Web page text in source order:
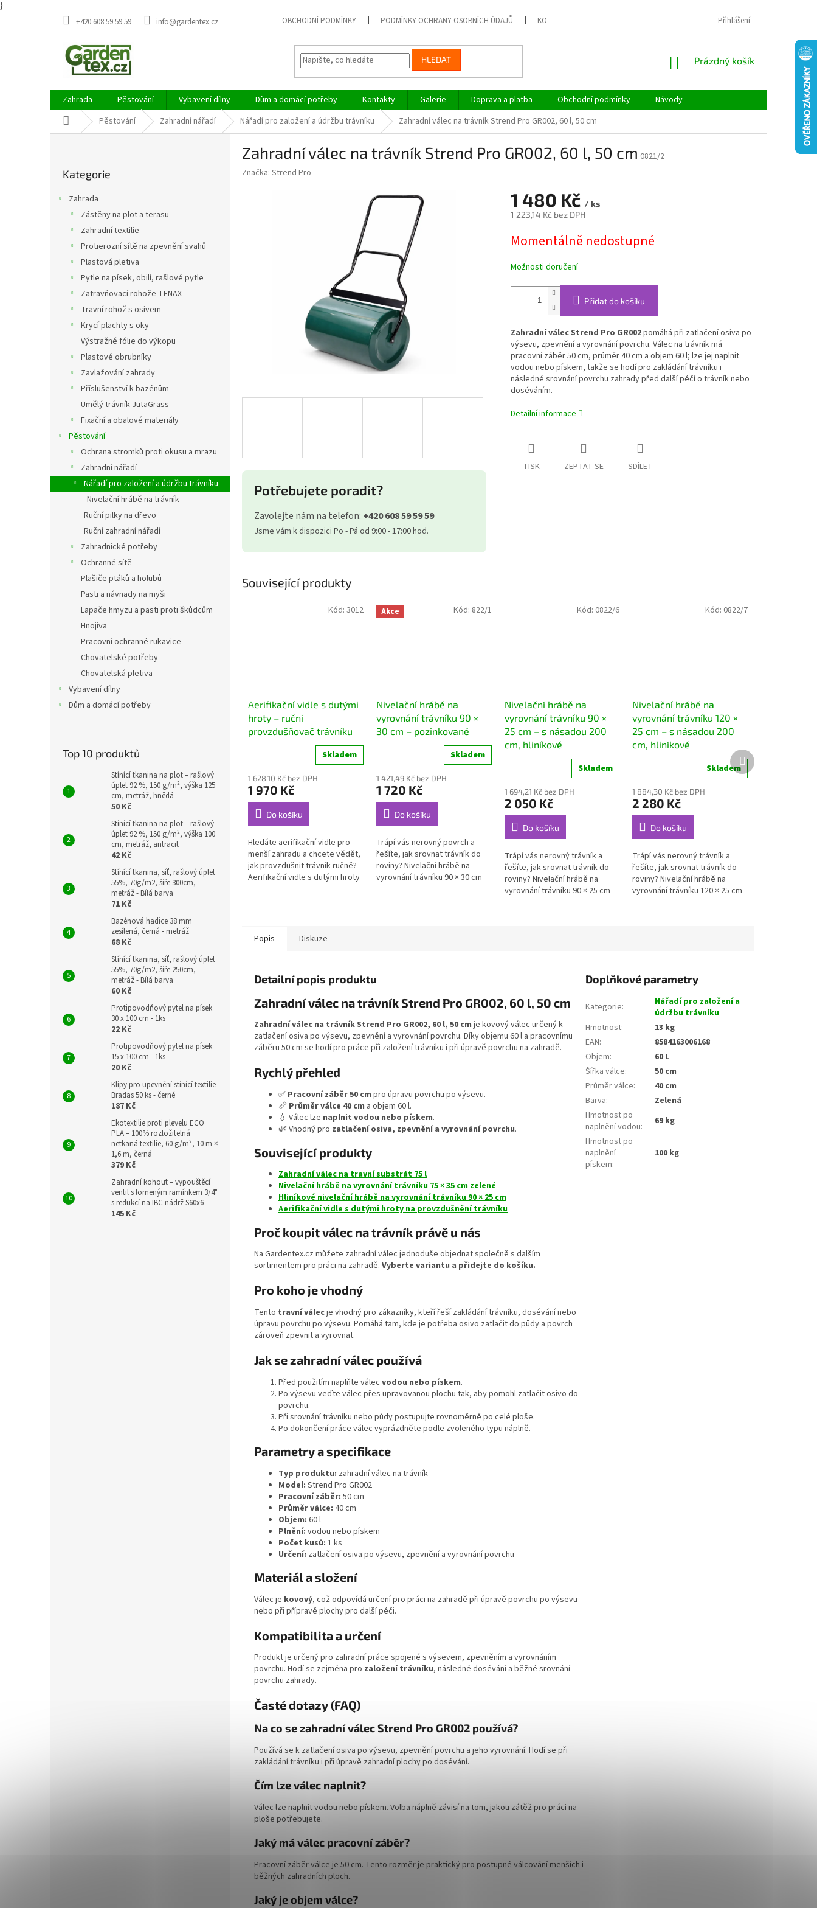
}
na
+420 608 59 59 59 info@gardentex.cz OBCHODNÍ PODMÍNKY PODMÍNKY OCHRANY OSOBNÍCH ÚDAJŮ KONTAKTY DOPRAVA A PLATBA
Přihlášení
HLEDAT
NÁKUPNÍ
Prázdný košík
Zahrada Pěstování Vybavení dílny Dům a domácí potřeby Kontakty Galerie Doprava a platba Obchodní podmínky
Návody
Domů Pěstování Zahradní nářadí Nářadí pro založení a údržbu trávníku Zahradní válec na trávník Strend Pro GR002, 60 l, 50 cm
kategorie
Kategorie
Zahrada
Zástěny na plot a terasu
Zahradní textilie
Protierozní sítě na zpevnění svahů
Plastová pletiva
Pytle na písek, obilí, rašlové pytle
Zatravňovací rohože TENAX
Travní rohož s osivem
Krycí plachty s oky
Výstražné fólie do výkopu
Plastové obrubníky
Zavlažování zahrady
Příslušenství k bazénům
Umělý trávník JutaGrass
Fixační a obalové materiály
Pěstování
Ochrana stromků proti okusu a mrazu
Zahradní nářadí
Nářadí pro založení a údržbu trávníku
Nivelační hrábě na trávník
Ruční pilky na dřevo
Ruční zahradní nářadí
Zahradnické potřeby
Ochranné sítě
Plašiče ptáků a holubů
Pasti a návnady na myši
Lapače hmyzu a pasti proti škůdcům
Hnojiva
Pracovní ochranné rukavice
Chovatelské potřeby
Chovatelská pletiva
Vybavení dílny
Dům a domácí potřeby
Top 10 produktů
Stínící tkanina na plot – rašlový
úplet 92 %, 150 g/m², výška 125
cm, metráž, hnědá
50 Kč
Stínící tkanina na plot – rašlový
úplet 92 %, 150 g/m², výška 100
cm, metráž, antracit
42 Kč
Stínící tkanina, síť, rašlový úplet
55%, 70g/m2, šíře 300cm,
metráž - Bílá barva
71 Kč
Bazénová hadice 38 mm
zesílená, černá - metráž
68 Kč
Stínící tkanina, síť, rašlový úplet
55%, 70g/m2, šíře 250cm,
metráž - Bílá barva
60 Kč
Protipovodňový pytel na písek
30 x 100 cm - 1ks
22 Kč
Protipovodňový pytel na písek
15 x 100 cm - 1ks
20 Kč
Klipy pro upevnění stínící textilie
Bradas 50 ks - černé
187 Kč
Ekotextilie proti plevelu ECO
PLA – 100% rozložitelná
netkaná textilie, 60 g/m², 10 m ×
1,6 m, černá
379 Kč
Zahradní kohout – vypouštěcí
ventil s lomeným ramínkem 3/4"
s redukcí na IBC nádrž S60x6
145 Kč
Zahradní válec na trávník Strend Pro GR002, 60 l, 50 cm 0821/2
Značka: Strend Pro
Potřebujete poradit?
Zavolejte nám na telefon: +420 608 59 59 59
Jsme vám k dispozici Po - Pá od 9:00 - 17:00 hod.
1 480 Kč / ks
1 223,14 Kč bez DPH
cena:
Momentálně nedostupné
Možnosti doručení
Přidat do košíku
Zahradní válec Strend Pro GR002pomáhá při zatlačení osiva po
výsevu, zpevnění a vyrovnání povrchu. Válec na trávník má
pracovní záběr 50 cm, průměr 40 cm a objem 60 l; lze jej naplnit
vodou nebo pískem, takže se hodí pro zakládání trávníku i
následné srovnání povrchu zahrady před další péčí o trávník nebo
doséváním.
Detailní informace
TISK ZEPTAT SE SDÍLET
Související produkty
Aerifikační vidle s dutými
hroty – ruční
provzdušňovač trávníku
Skladem
1 628,10 Kč bez DPH
1 970 Kč
Do košíku
Hledáte aerifikační vidle pro
menší zahradu a chcete vědět,
jak provzdušnit trávník ručně?
Aerifikační vidle s dutými hroty
Kód: 3012 Akce
Nivelační hrábě na
vyrovnání trávníku 90 ×
30 cm – pozinkované
Skladem
1 421,49 Kč bez DPH
1 720 Kč
Do košíku
Trápí vás nerovný povrch a
řešíte, jak srovnat trávník do
roviny? Nivelační hrábě na
vyrovnání trávníku 90 × 30 cm
Kód: 822/1
Nivelační hrábě na
vyrovnání trávníku 90 ×
25 cm – s násadou 200
cm, hliníkové
Skladem
1 694,21 Kč bez DPH
2 050 Kč
Do košíku
Trápí vás nerovný trávník a
řešíte, jak srovnat trávník do
roviny? Nivelační hrábě na
vyrovnání trávníku 90 × 25 cm –
Kód: 0822/6
Nivelační hrábě na
vyrovnání trávníku 120 ×
25 cm – s násadou 200
cm, hliníkové
Skladem
1 884,30 Kč bez DPH
2 280 Kč
Do košíku
Trápí vás nerovný trávník a
řešíte, jak srovnat trávník do
roviny? Nivelační hrábě na
vyrovnání trávníku 120 × 25 cm
Kód: 0822/7
Další
produkt
Popis Diskuze
Detailní popis produktu
Zahradní válec na trávník Strend Pro GR002, 60 l, 50 cm
Zahradní válec na trávník Strend Pro GR002, 60 l, 50 cm je kovový válec určený k
zatlačení osiva po výsevu, zpevnění a vyrovnání povrchu. Díky objemu 60 l a pracovnímu
záběru 50 cm se hodí pro práce při založení trávníku i při úpravě povrchu na zahradě.
Rychlý přehled
✅ Pracovní záběr 50 cm pro úpravu povrchu po výsevu.
📏 Průměr válce 40 cm a objem 60 l.
💧 Válec lze naplnit vodou nebo pískem.
🌿 Vhodný pro zatlačení osiva, zpevnění a vyrovnání povrchu.
Související produkty
Zahradní válec na travní substrát 75 l
Nivelační hrábě na vyrovnání trávníku 75 × 35 cm zelené
Hliníkové nivelační hrábě na vyrovnání trávníku 90 × 25 cm
Aerifikační vidle s dutými hroty na provzdušnění trávníku
Proč koupit válec na trávník právě u nás
Na Gardentex.cz můžete zahradní válec jednoduše objednat společně s dalším
sortimentem pro práci na zahradě. Vyberte variantu a přidejte do košíku.
Pro koho je vhodný
Tento travní válecje vhodný pro zákazníky, kteří řeší zakládání trávníku, dosévání nebo
úpravu povrchu po výsevu. Pomáhá tam, kde je potřeba osivo zatlačit do půdy a povrch
zároveň zpevnit a vyrovnat.
Jak se zahradní válec používá
Před použitím naplňte válec vodou nebo pískem.
Po výsevu veďte válec přes upravovanou plochu tak, aby pomohl zatlačit osivo do
povrchu.
Při srovnání trávníku nebo půdy postupujte rovnoměrně po celé ploše.
Po dokončení práce válec vyprázdněte podle zvoleného typu náplně.
Parametry a specifikace
Typ produktu: zahradní válec na trávník
Model: Strend Pro GR002
Pracovní záběr: 50 cm
Průměr válce: 40 cm
Objem: 60 l
Plnění: vodou nebo pískem
Počet kusů: 1 ks
Určení: zatlačení osiva po výsevu, zpevnění a vyrovnání povrchu
Materiál a složení
Válec je kovový, což odpovídá určení pro práci na zahradě při úpravě povrchu po výsevu
nebo při přípravě plochy pro další péči.
Kompatibilita a určení
Produkt je určený pro zahradní práce spojené s výsevem, zpevněním a vyrovnáním
povrchu. Hodí se zejména pro založení trávníku, následné dosévání a běžné srovnání
povrchu zahrady.
Časté dotazy (FAQ)
Na co se zahradní válec Strend Pro GR002 používá?
Používá se k zatlačení osiva po výsevu, zpevnění povrchu a jeho vyrovnání. Hodí se při
zakládání trávníku i při úpravě zahradní plochy po dosévání.
Čím lze válec naplnit?
Válec lze naplnit vodou nebo pískem. Volba náplně závisí na tom, jakou zátěž pro práci na
ploše potřebujete.
Jaký má válec pracovní záběr?
Pracovní záběr válce je 50 cm. Tento rozměr je praktický pro postupné válcování menších i
běžných zahradních ploch.
Jaký je objem válce?
Doplňkové parametry
Kategorie:
Nářadí pro založení a
údržbu trávníku
Hmotnost:
13 kg
EAN:
8584163006168
Objem:
60 L
Šířka válce:
50 cm
Průměr válce:
40 cm
Barva:
Zelená
Hmotnost po
naplnění vodou:
69 kg
Hmotnost po
naplnění
pískem:
100 kg